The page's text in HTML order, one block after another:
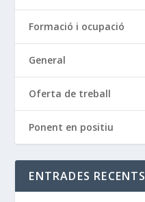
Formació i ocupació
General
Oferta de treball
Ponent en positiu
ENTRADES RECENTS